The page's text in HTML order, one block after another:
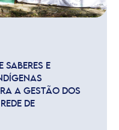
SABERES E
A GESTÃO DOS
DE